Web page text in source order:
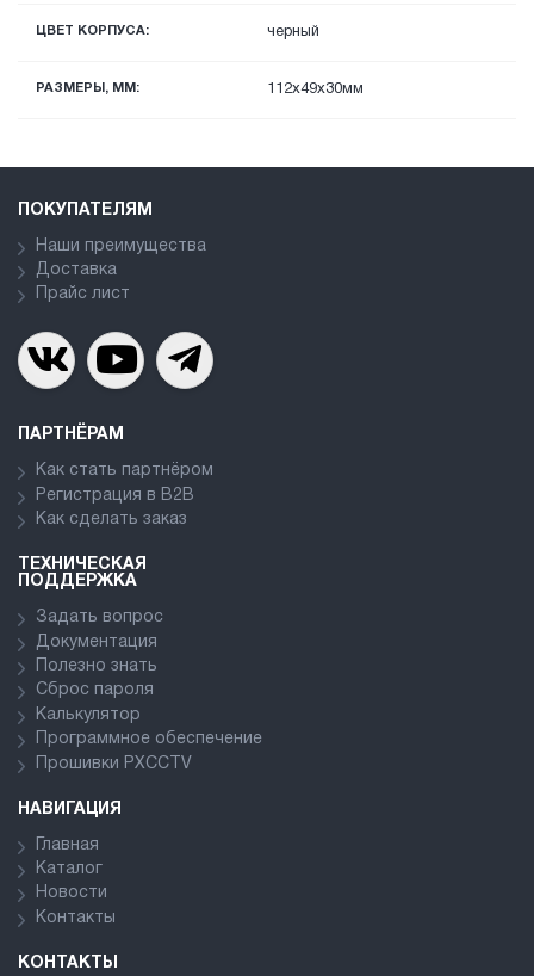
ЦВЕТ КОРПУСА: черный
РАЗМЕРЫ, ММ: 112x49x30мм
ПОКУПАТЕЛЯМ
Наши преимущества
Доставка
Прайс лист
ПАРТНЁРАМ
Как стать партнёром
Регистрация в В2В
Как сделать заказ
ТЕХНИЧЕСКАЯ
ПОДДЕРЖКА
Задать вопрос
Документация
Полезно знать
Сброс пароля
Калькулятор
Программное обеспечение
Прошивки PXCCTV
НАВИГАЦИЯ
Главная
Каталог
Новости
Контакты
КОНТАКТЫ